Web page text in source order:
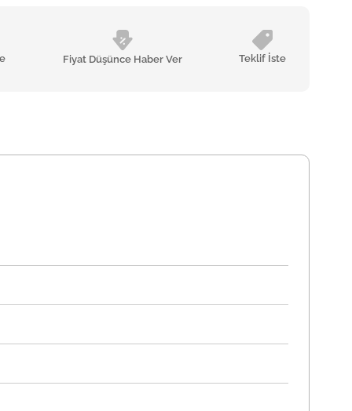
Fiyat Düşünce Haber Ver Teklif İste